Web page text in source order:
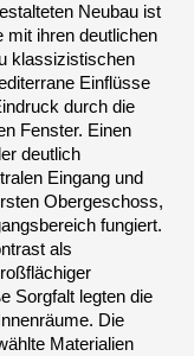
Neubau ist
mit ihren deutlichen
klassizistischen
Einflüsse
durch die
Fenster. Einen
deutlich
Eingang und
Obergeschoss,
fungiert.
als
Sorgfalt legten die
Die
Materialien